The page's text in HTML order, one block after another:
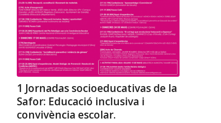
1 Jornadas socioeducativas de la
Safor: Educació inclusiva i
convivència escolar.